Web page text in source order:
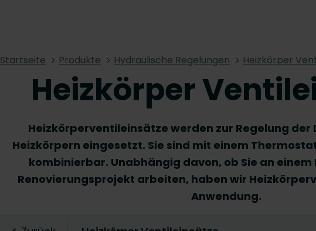
Startseite Produkte Hydraulische Regelungen Heizkörper
Heizkörper
Heizkörperventileinsätze werden zur Regelung der
Heizkörpern eingesetzt. Sie sind mit einem
kombinierbar. Unabhängig davon, ob Sie an einem
Renovierungsprojekt arbeiten, haben wir
Anwendung.